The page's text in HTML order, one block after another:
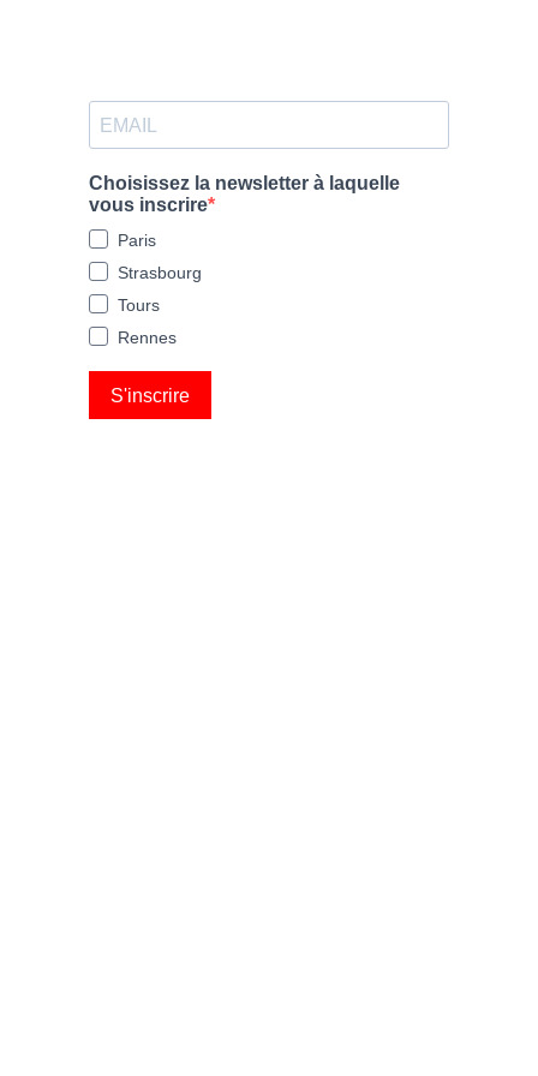
Choisissez la newsletter à laquelle
vous inscrire
Paris
Strasbourg
Tours
Rennes
S'inscrire